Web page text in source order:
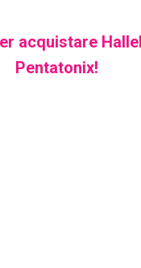
acquistare
Pentatonix!